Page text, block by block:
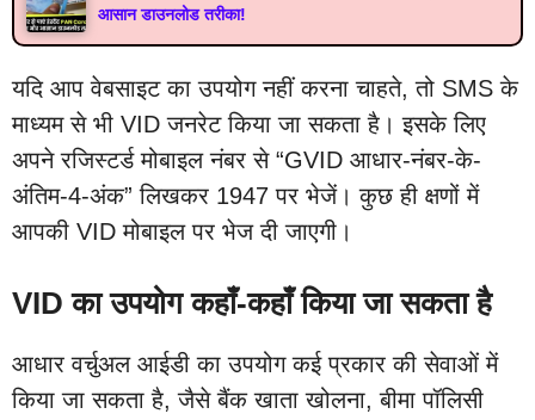
आसान डाउनलोड तरीका!
यदि आप वेबसाइट का उपयोग नहीं करना चाहते, तो SMS के
माध्यम से भी VID जनरेट किया जा सकता है। इसके लिए
अपने रजिस्टर्ड मोबाइल नंबर से “GVID आधार-नंबर-के-
अंतिम-4-अंक” लिखकर 1947 पर भेजें। कुछ ही क्षणों में
आपकी VID मोबाइल पर भेज दी जाएगी।
VID का उपयोग कहाँ-कहाँ किया जा सकता है
आधार वर्चुअल आईडी का उपयोग कई प्रकार की सेवाओं में
किया जा सकता है, जैसे बैंक खाता खोलना, बीमा पॉलिसी